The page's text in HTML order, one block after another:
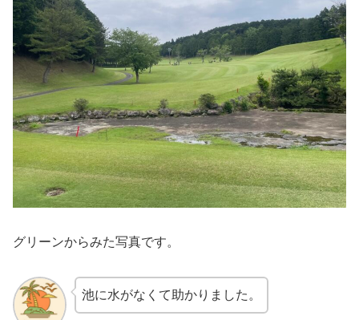
グリーンからみた写真です。
池に水がなくて助かりました。